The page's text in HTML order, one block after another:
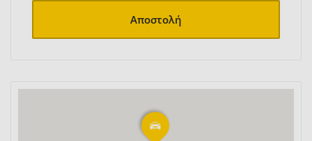
Αποστολή